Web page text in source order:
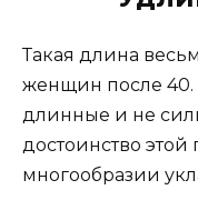
Такая длина
женщин после
длинные и не
достоинство этой
многообразии